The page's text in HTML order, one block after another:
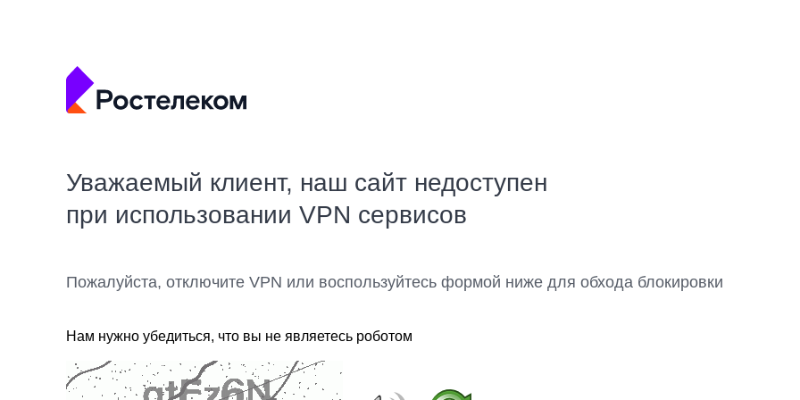
Уважаемый клиент, наш сайт недоступен
при использовании VPN сервисов
Пожалуйста, отключите VPN или воспользуйтесь формой ниже для обхода блокировки
Нам нужно убедиться, что вы не являетесь роботом